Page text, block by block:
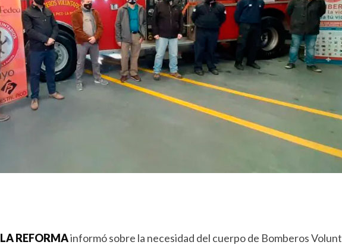
LA REFORMAinformó sobre la necesidad del cuerpo de Bomberos